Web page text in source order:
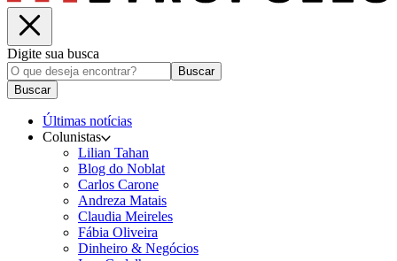
Digite sua busca
Buscar
Buscar
Últimas notícias
Colunistas
Lilian Tahan
Blog do Noblat
Carlos Carone
Andreza Matais
Claudia Meireles
Fábia Oliveira
Dinheiro & Negócios